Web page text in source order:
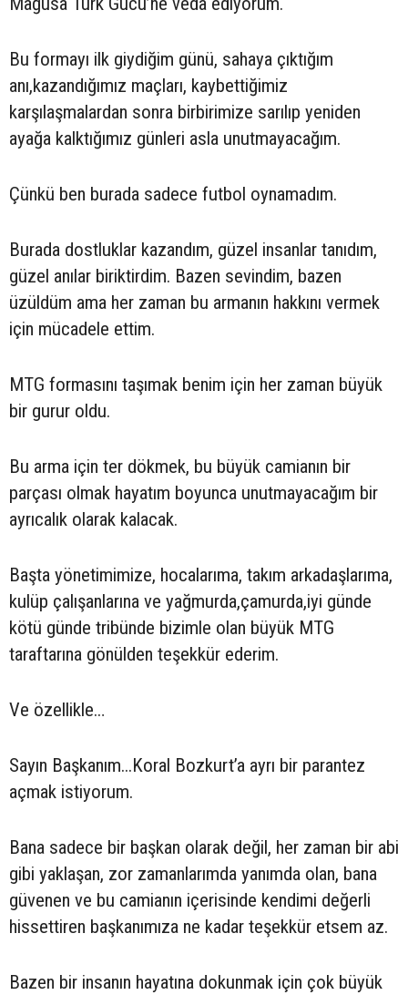
Bu formayı ilk giydiğim günü, sahaya çıktığım
anı,kazandığımız maçları, kaybettiğimiz
karşılaşmalardan sonra birbirimize sarılıp yeniden
ayağa kalktığımız günleri asla unutmayacağım.
Çünkü ben burada sadece futbol oynamadım.
Burada dostluklar kazandım, güzel insanlar tanıdım,
güzel anılar biriktirdim. Bazen sevindim, bazen
üzüldüm ama her zaman bu armanın hakkını vermek
için mücadele ettim.
MTG formasını taşımak benim için her zaman büyük
bir gurur oldu.
Bu arma için ter dökmek, bu büyük camianın bir
parçası olmak hayatım boyunca unutmayacağım bir
ayrıcalık olarak kalacak.
Başta yönetimimize, hocalarıma, takım arkadaşlarıma,
kulüp çalışanlarına ve yağmurda,çamurda,iyi günde
kötü günde tribünde bizimle olan büyük MTG
taraftarına gönülden teşekkür ederim.
Ve özellikle…
Sayın Başkanım...Koral Bozkurt’a ayrı bir parantez
açmak istiyorum.
Bana sadece bir başkan olarak değil, her zaman bir abi
gibi yaklaşan, zor zamanlarımda yanımda olan, bana
güvenen ve bu camianın içerisinde kendimi değerli
hissettiren başkanımıza ne kadar teşekkür etsem az.
Bazen bir insanın hayatına dokunmak için çok büyük